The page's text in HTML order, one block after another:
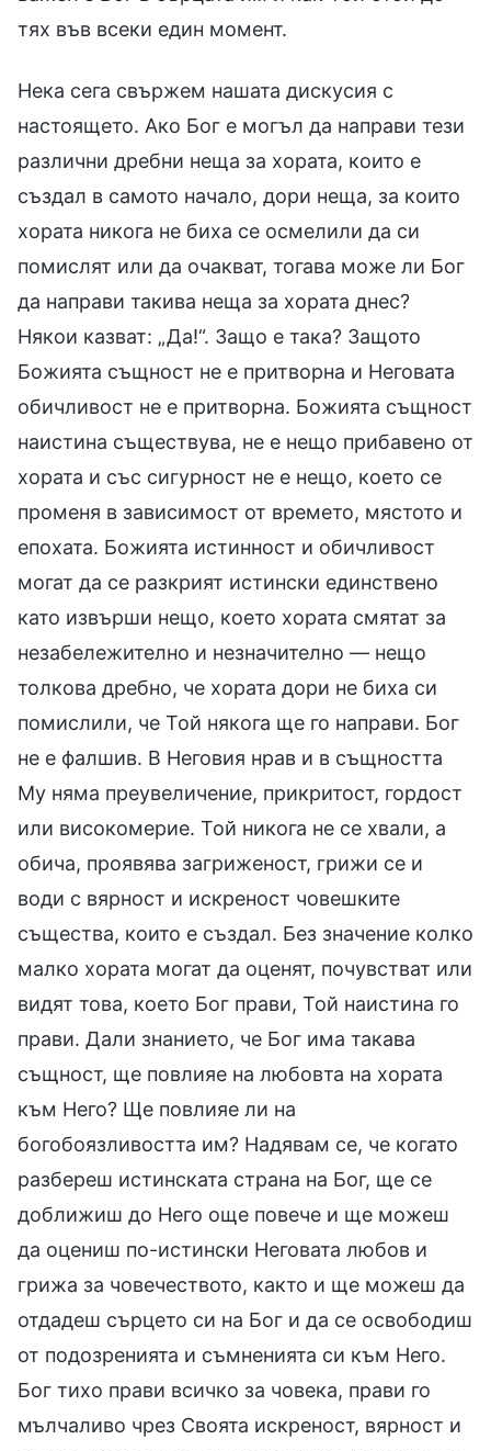
тях във всеки един момент.
Нека сега свържем нашата дискусия с
настоящето. Ако Бог е могъл да направи тези
различни дребни неща за хората, които е
създал в самото начало, дори неща, за които
хората никога не биха се осмелили да си
помислят или да очакват, тогава може ли Бог
да направи такива неща за хората днес?
Някои казват: „Да!“. Защо е така? Защото
Божията същност не е притворна и Неговата
обичливост не е притворна. Божията същност
наистина съществува, не е нещо прибавено от
хората и със сигурност не е нещо, което се
променя в зависимост от времето, мястото и
епохата. Божията истинност и обичливост
могат да се разкрият истински единствено
като извърши нещо, което хората смятат за
незабележително и незначително — нещо
толкова дребно, че хората дори не биха си
помислили, че Той някога ще го направи. Бог
не е фалшив. В Неговия нрав и в същността
Му няма преувеличение, прикритост, гордост
или високомерие. Той никога не се хвали, а
обича, проявява загриженост, грижи се и
води с вярност и искреност човешките
същества, които е създал. Без значение колко
малко хората могат да оценят, почувстват или
видят това, което Бог прави, Той наистина го
прави. Дали знанието, че Бог има такава
същност, ще повлияе на любовта на хората
към Него? Ще повлияе ли на
богобоязливостта им? Надявам се, че когато
разбереш истинската страна на Бог, ще се
доближиш до Него още повече и ще можеш
да оцениш по-истински Неговата любов и
грижа за човечеството, както и ще можеш да
отдадеш сърцето си на Бог и да се освободиш
от подозренията и съмненията си към Него.
Бог тихо прави всичко за човека, прави го
мълчаливо чрез Своята искреност, вярност и